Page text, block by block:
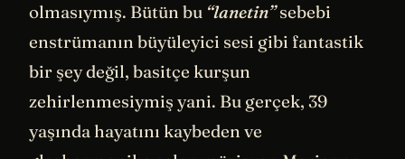
olmasıymış. Bütün bu “lanetin”sebebi
enstrümanın büyüleyici sesi gibi fantastik
bir şey değil, basitçe kurşun
zehirlenmesiymiş yani. Bu gerçek, 39
yaşında hayatını kaybeden ve